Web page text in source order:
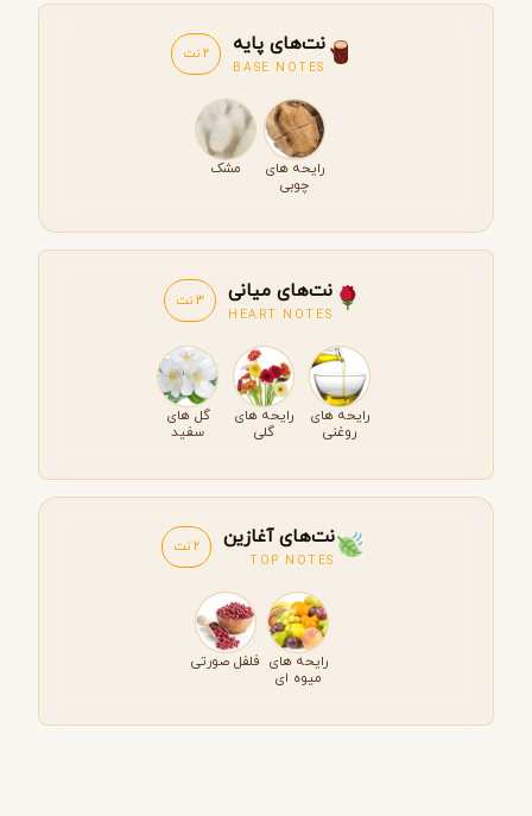
نت‌های پایه
BASE NOTES
2 نت
رایحه های
چوبی
مشک
نت‌های میانی
HEART NOTES
3 نت
رایحه های
روغنی
رایحه های
گلی
گل های
سفید
نت‌های آغازین
TOP NOTES
2 نت
رایحه های
میوه ای
فلفل صورتی